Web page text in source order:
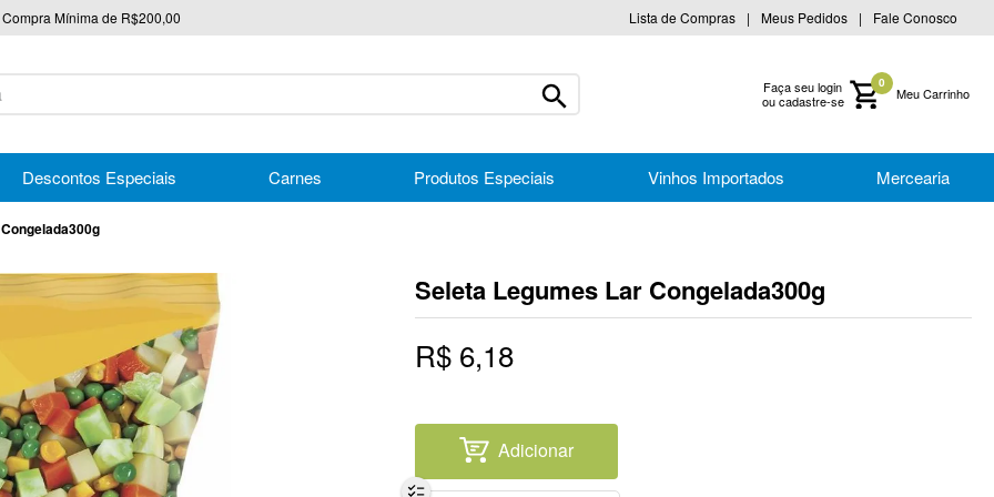
Compra Mínima de R$200,00 Lista de Compras Meus Pedidos Fale Conosco
Faça seu login
ou cadastre-se
0
Descontos Especiais Carnes Produtos Especiais Vinhos Importados Mercearia
Seleta Legumes Lar Congelada300g
R$ 6,18
Adicionar